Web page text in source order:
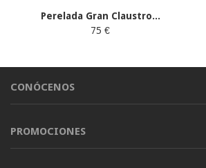
Perelada Gran Claustro...
75 €
CONÓCENOS
PROMOCIONES